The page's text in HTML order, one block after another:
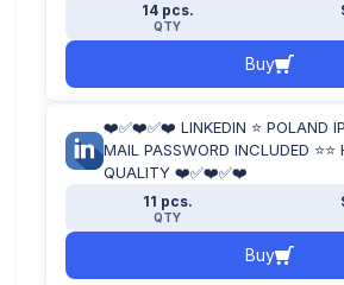
14 pcs.
QTY
Buy
❤️✅❤️✅❤️ LINKEDIN ⭐ POLAND
MAIL PASSWORD INCLUDED ⭐⭐
QUALITY ❤️✅❤️✅❤️
11 pcs.
QTY
Buy